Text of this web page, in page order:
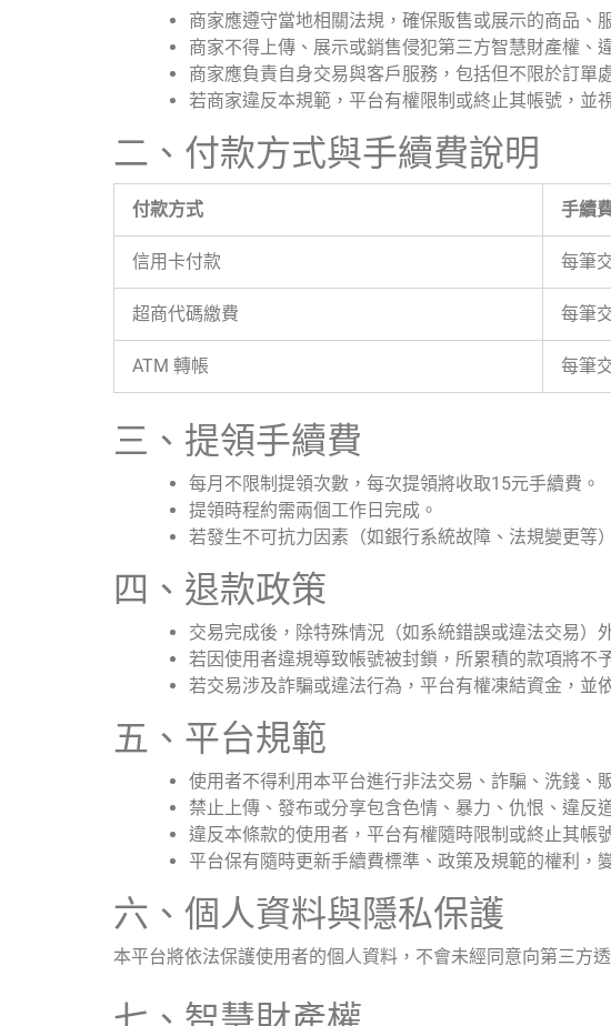
商家應遵守當地相關法規，確保販售或展示的商品、
商家不得上傳、展示或銷售侵犯第三方智慧財產權、
商家應負責自身交易與客戶服務，包括但不限於訂單
若商家違反本規範，平台有權限制或終止其帳號，並
二、付款方式與手續費說明
付款方式 手續
信用卡付款 每筆
超商代碼繳費 每筆
ATM 轉帳 每筆
三、提領手續費
每月不限制提領次數，每次提領將收取15元手續費。
提領時程約需兩個工作日完成。
若發生不可抗力因素（如銀行系統故障、法規變更等
四、退款政策
交易完成後，除特殊情況（如系統錯誤或違法交易）
若因使用者違規導致帳號被封鎖，所累積的款項將不
若交易涉及詐騙或違法行為，平台有權凍結資金，並
五、平台規範
使用者不得利用本平台進行非法交易、詐騙、洗錢、
禁止上傳、發布或分享包含色情、暴力、仇恨、違反
違反本條款的使用者，平台有權隨時限制或終止其帳
平台保有隨時更新手續費標準、政策及規範的權利，
六、個人資料與隱私保護
本平台將依法保護使用者的個人資料，不會未經同意向第三方